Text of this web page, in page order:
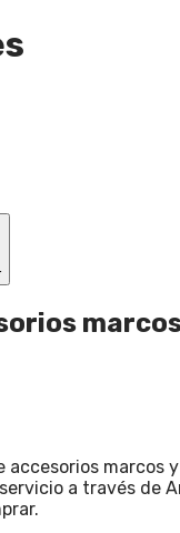
accesorios
a través de